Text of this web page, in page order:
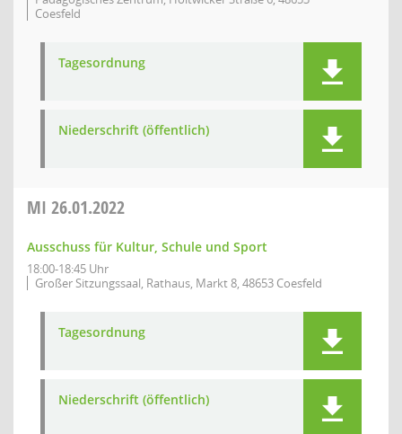
Coesfeld
Tagesordnung
Niederschrift (öffentlich)
MI 26.01.2022
Ausschuss für Kultur, Schule und Sport
18:00-18:45 Uhr
Großer Sitzungssaal, Rathaus, Markt 8, 48653 Coesfeld
Tagesordnung
Niederschrift (öffentlich)